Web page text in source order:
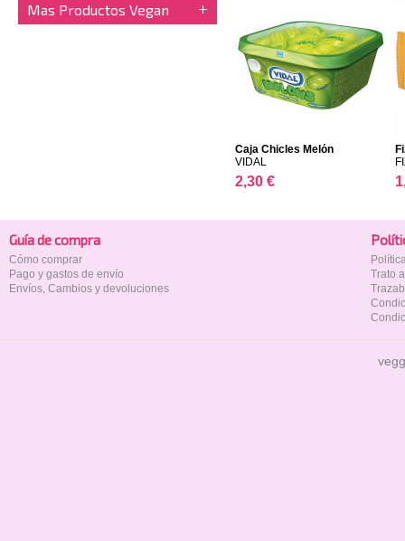
Mas Productos Vegan
Caja Chicles Melón
VIDAL
2,30 €
Guía de compra
Cómo comprar
Pago y gastos de envío
Envíos, Cambios y devoluciones
Trato